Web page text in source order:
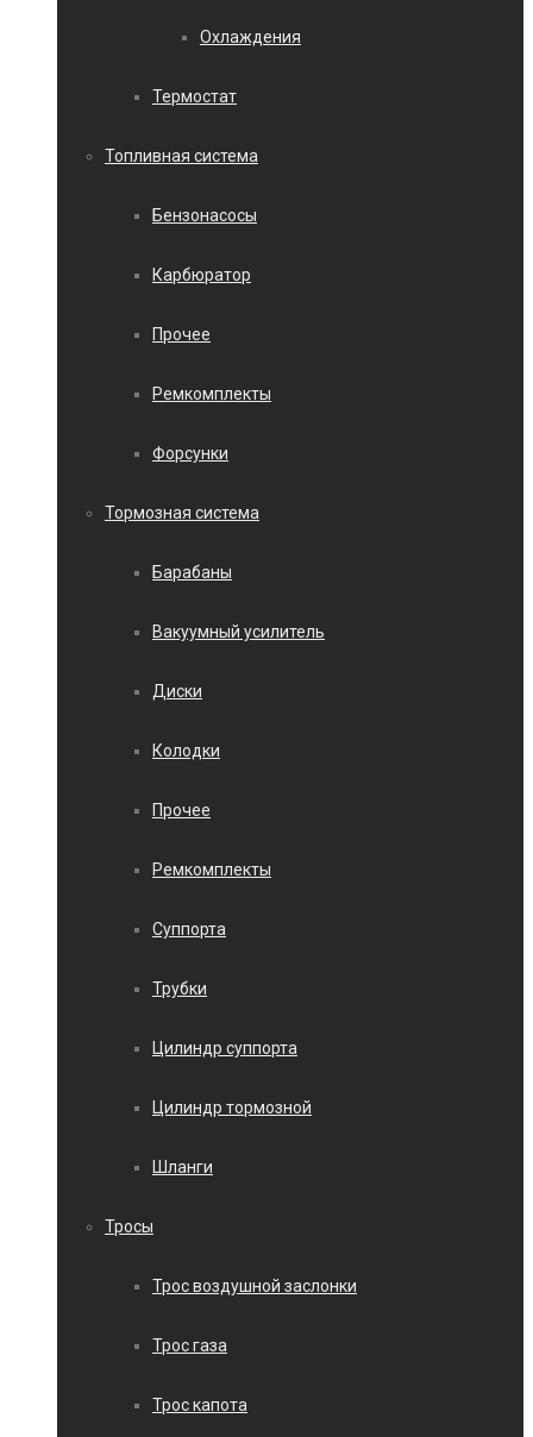
Охлаждения
Термостат
Топливная система
Бензонасосы
Карбюратор
Прочее
Ремкомплекты
Форсунки
Тормозная система
Барабаны
Вакуумный усилитель
Диски
Колодки
Прочее
Ремкомплекты
Суппорта
Трубки
Цилиндр суппорта
Цилиндр тормозной
Шланги
Тросы
Трос воздушной заслонки
Трос газа
Трос капота